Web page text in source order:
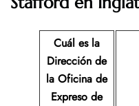
Cuál es la
Dirección de
la Oficina de
Expreso de